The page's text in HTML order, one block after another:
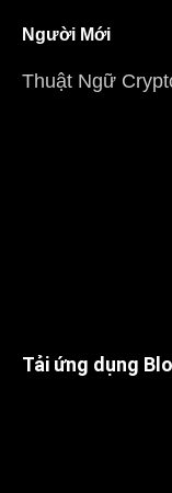
Người Mới
Thuật Ngữ
Tải ứng dụng